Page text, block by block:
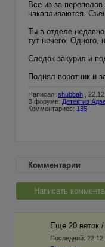
Всё из-за
накапливаются.
Ты в отделе
тут нечего. Одного,
Следак закурил и
Поднял воротник и
Написал: shubbah ,
В форуме: Детектив
Комментариев: 135
Комментарии
Написать
Еще 20 веток
Последний: